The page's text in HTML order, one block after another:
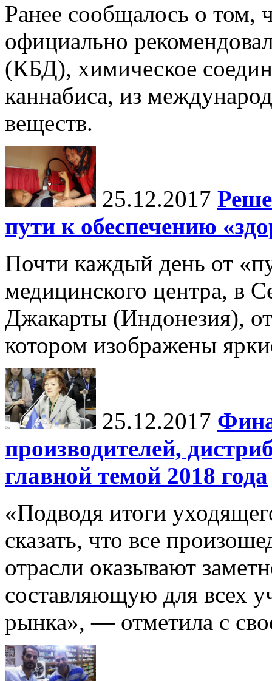
Ранее сообщалось о том,
официально
(КБД), химическое
каннабиса, из
веществ.
25.12.2017
пути к обеспечению
Почти каждый день от
медицинского центра, в
Джакарты (Индонезия),
котором изображены
25.12.2017
производителей,
главной темой 2018 года
«Подводя итоги
сказать, что все
отрасли оказывают
составляющую для всех
рынка», — отметила с